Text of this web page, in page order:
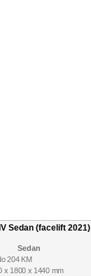
Sedan (facelift 2021)
Sedan
204 KM
x 1800 x 1440 mm